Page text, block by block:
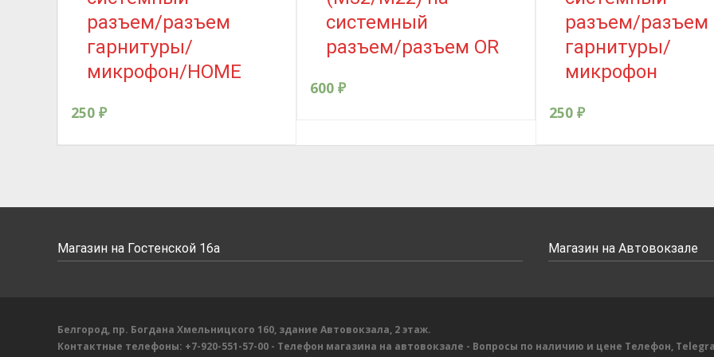
разъем/разъем
гарнитуры/
микрофон/HOME
250 ₽
системный
разъем/разъем OR
600 ₽
разъем/разъем
гарнитуры/
микрофон
250 ₽
Магазин на Гостенской 16а Магазин на Автовокзале
Белгород, пр. Богдана Хмельницкого 160, здание Автовокзала, 2 этаж.
Контактные телефоны: +7-920-551-57-00 - Телефон магазина на автовокзале - Вопросы по наличию и цене Телефон,